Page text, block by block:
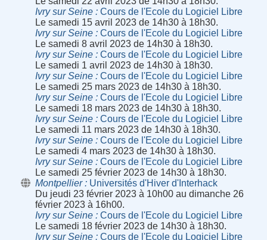
Ivry sur Seine
Cours de l'Ecole du Logiciel Libre
Le samedi 15 avril 2023 de 14h30 à 18h30.
Ivry sur Seine
Cours de l'Ecole du Logiciel Libre
Le samedi 8 avril 2023 de 14h30 à 18h30.
Ivry sur Seine
Cours de l'Ecole du Logiciel Libre
Le samedi 1 avril 2023 de 14h30 à 18h30.
Ivry sur Seine
Cours de l'Ecole du Logiciel Libre
Le samedi 25 mars 2023 de 14h30 à 18h30.
Ivry sur Seine
Cours de l'Ecole du Logiciel Libre
Le samedi 18 mars 2023 de 14h30 à 18h30.
Ivry sur Seine
Cours de l'Ecole du Logiciel Libre
Le samedi 11 mars 2023 de 14h30 à 18h30.
Ivry sur Seine
Cours de l'Ecole du Logiciel Libre
Le samedi 4 mars 2023 de 14h30 à 18h30.
Ivry sur Seine
Cours de l'Ecole du Logiciel Libre
Le samedi 25 février 2023 de 14h30 à 18h30.
Montpellier
Universités d'Hiver d'Interhack
Du jeudi 23 février 2023 à 10h00 au dimanche 26
février 2023 à 16h00.
Ivry sur Seine
Cours de l'Ecole du Logiciel Libre
Le samedi 18 février 2023 de 14h30 à 18h30.
Ivry sur Seine
Cours de l'Ecole du Logiciel Libre